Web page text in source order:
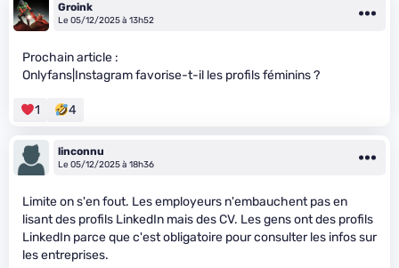
Groink
Le 05/12/2025 à 13h52
Prochain article :
Onlyfans|Instagram favorise-t-il les profils féminins ?
1 4
linconnu
Le 05/12/2025 à 18h36
Limite on s'en fout. Les employeurs n'embauchent pas en
lisant des profils LinkedIn mais des CV. Les gens ont des profils
LinkedIn parce que c'est obligatoire pour consulter les infos sur
les entreprises.